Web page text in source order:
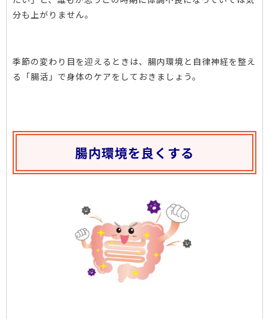
分も上がりません。
季節の変わり目を迎えるときは、腸内環境と自律神経を整え
る「腸活」で身体のケアをしておきましょう。
腸内環境を良くする